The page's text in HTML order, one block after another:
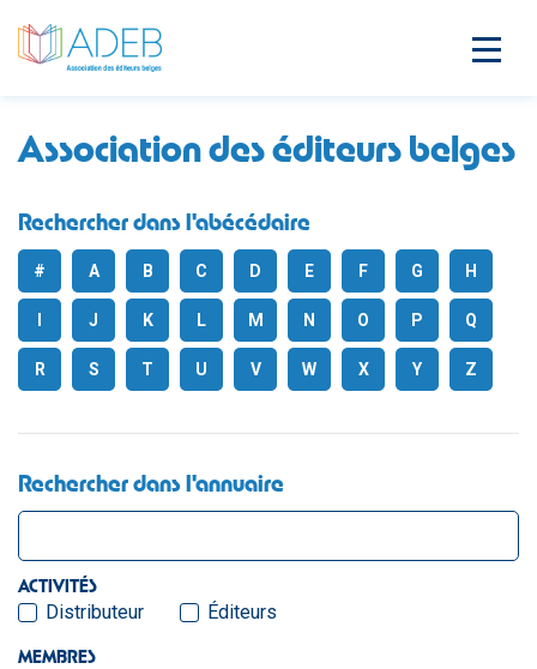
Association des éditeurs belges
Rechercher dans l'abécédaire
# A B C D E F G H
J K L M N O P Q
R S T U V W X Y Z
Rechercher dans l'annuaire
ACTIVITÉS
Distributeur Éditeurs
MEMBRES